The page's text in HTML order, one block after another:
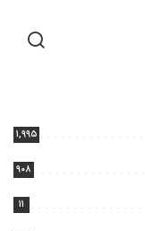
۱,۹۹۵
۹۰۸
۱۱